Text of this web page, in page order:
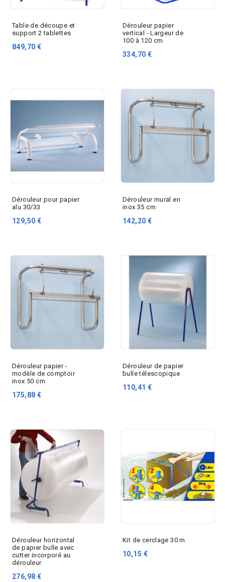
Table de découpe et
support 2 tablettes
849,70 €
Dérouleur papier
vertical - Largeur de
100 à 120 cm
334,70 €
Dérouleur pour papier
alu 30/33
129,50 €
Dérouleur mural en
inox 35 cm
142,20 €
Dérouleur papier -
modèle de comptoir
inox 50 cm
175,88 €
Dérouleur de papier
bulle télescopique
110,41 €
Dérouleur horizontal
de papier bulle avec
cutter incorporé au
dérouleur
276,98 €
Kit de cerclage 30 m
10,15 €